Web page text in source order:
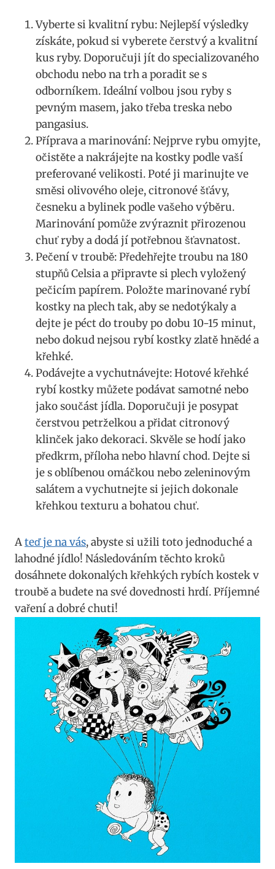
Vyberte si kvalitní rybu: Nejlepší výsledky
získáte, pokud si vyberete čerstvý a kvalitní
kus ryby. Doporučuji jít do specializovaného
obchodu nebo na trh a poradit se s
odborníkem. Ideální volbou jsou ryby s
pevným masem, jako třeba treska nebo
pangasius.
Příprava a marinování: Nejprve rybu omyjte,
očistěte a nakrájejte na kostky podle vaší
preferované velikosti. Poté ji marinujte ve
směsi olivového oleje, citronové šťávy,
česneku a bylinek podle vašeho výběru.
Marinování pomůže zvýraznit přirozenou
chuť ryby a dodá jí potřebnou šťavnatost.
Pečení v troubě: Předehřejte troubu na 180
stupňů Celsia a připravte si plech vyložený
pečicím papírem. Položte marinované rybí
kostky na plech tak, aby se nedotýkaly a
dejte je péct do trouby po dobu 10-15 minut,
nebo dokud nejsou rybí kostky zlatě hnědé a
křehké.
Podávejte a vychutnávejte: Hotové křehké
rybí kostky můžete podávat samotné nebo
jako součást jídla. Doporučuji je posypat
čerstvou petrželkou a přidat citronový
klinček jako dekoraci. Skvěle se hodí jako
předkrm, příloha nebo hlavní chod. Dejte si
je s oblíbenou omáčkou nebo zeleninovým
salátem a vychutnejte si jejich dokonale
křehkou texturu a bohatou chuť.
Ateď je na vás, abyste si užili toto jednoduché a
lahodné jídlo! Následováním těchto kroků
dosáhnete dokonalých křehkých rybích kostek v
troubě a budete na své dovednosti hrdí. Příjemné
vaření a dobré chuti!